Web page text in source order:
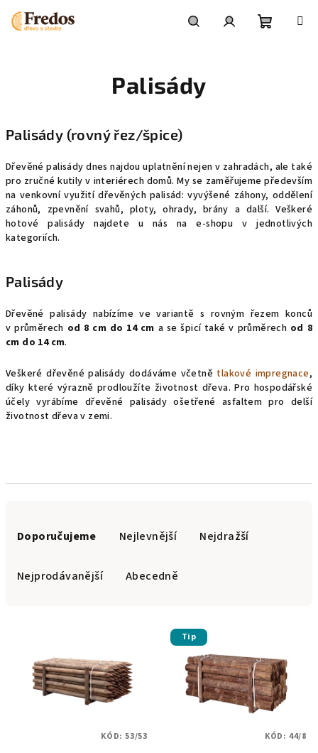
obsah
Palisády
Palisády (rovný řez/špice)
Dřevěné palisády dnes najdou uplatnění nejen v zahradách, ale také
pro zručné kutily v interiérech domů. My se zaměřujeme především
na venkovní využití dřevěných palisád: vyvýšené záhony, oddělení
záhonů, zpevnění svahů, ploty, ohrady, brány a další. Veškeré
hotové palisády najdete u nás na e-shopu v jednotlivých
kategoriích.
Palisády
Dřevěné palisády nabízíme ve variantě s rovným řezem konců
v průměrech od 8 cm do 14 cm a se špicí také v průměrech od 8
cm do 14 cm.
Veškeré dřevěné palisády dodáváme včetně tlakové impregnace,
díky které výrazně prodloužíte životnost dřeva. Pro hospodářské
účely vyrábíme dřevěné palisády ošetřené asfaltem pro delší
životnost dřeva v zemi.
Doporučujeme Nejlevnější Nejdražší
Nejprodávanější Abecedně
KÓD: 53/53
Tip
KÓD: 44/8